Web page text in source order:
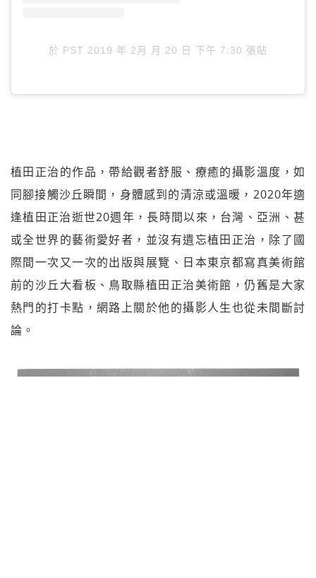
於 PST 2019 年 2月 月 20 日 下午 7:30 張貼
植田正治的作品，帶給觀者舒服、療癒的攝影溫度，如
同腳接觸沙丘瞬間，身體感到的清涼或溫暖，2020年適
逢植田正治逝世20週年，長時間以來，台灣、亞洲、甚
或全世界的藝術愛好者，並沒有遺忘植田正治，除了國
際間一次又一次的出版與展覽、日本東京都寫真美術館
前的沙丘大看板、鳥取縣植田正治美術館，仍舊是大家
熱門的打卡點，網路上關於他的攝影人生也從未間斷討
論。